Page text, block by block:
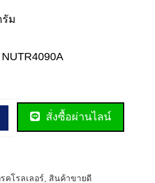
รัม
สั่งซื้อผ่านไลน์
คโรลเลอร์
สินค้าขายดี